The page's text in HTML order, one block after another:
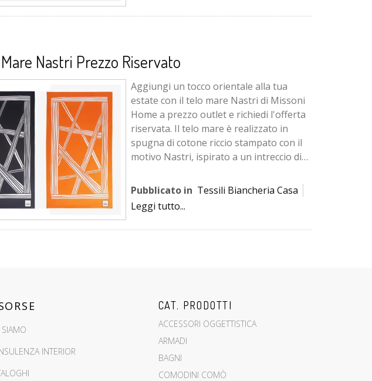
Nastri Prezzo Riservato
Aggiungi un tocco orientale alla tua
estate con il telo mare Nastri di Missoni
Home a prezzo outlet e richiedi l'offerta
riservata. Il telo mare è realizzato in
spugna di cotone riccio stampato con il
motivo Nastri, ispirato a un intreccio di
Pubblicato in Tessili Biancheria Casa
Leggi tutto...
INTERIOR
CAT. PRODOTTI
ACCESSORI OGGETTISTICA
ARMADI
BAGNI
COMODINI COMÒ